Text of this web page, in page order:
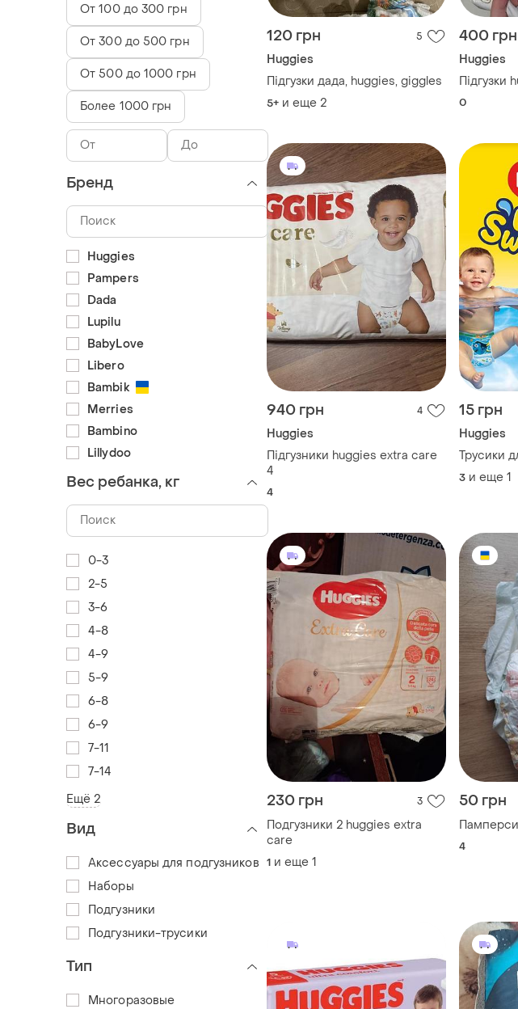
120 грн 5
Huggies
Підгузки дада, huggies, giggles
5+ и еще 2
400 грн
Huggies
Підгузки
0
940 грн 4
Huggies
Підгузники huggies extra care
4
4
15 грн
Huggies
Трусики
3 и еще 1
230 грн 3
Подгузники 2 huggies extra
care
1 и еще 1
50 грн
4
От 100 до 300 грн
От 300 до 500 грн
От 500 до 1000 грн
Более 1000 грн
Бренд
Huggies
Pampers
Dada
Lupilu
BabyLove
Libero
Bambik
Merries
Bambino
Lillydoo
Вес ребанка, кг
0-3
2-5
3-6
4-8
4-9
5-9
6-8
6-9
7-11
7-14
Ещё 2
Вид
Аксессуары для подгузников
Наборы
Подгузники
Подгузники-трусики
Тип
Многоразовые